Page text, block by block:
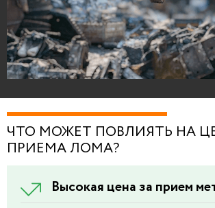
ЧТО МОЖЕТ ПОВЛИЯТЬ НА
ПРИЕМА ЛОМА?
Высокая цена за прием